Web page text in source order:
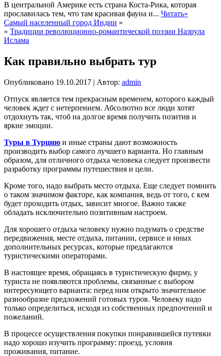
В центральной Америке есть страна Коста-Рика, которая
прославилась тем, что там красивая фауна и... Читать»
Самый населенный город Индии »
« Традиции революционно-романтической поэзии Назрула
Ислама
Как правильно выбрать тур
Опубликовано 19.10.2017 | Автор: admin
Отпуск является тем прекрасным временем, которого каждый
человек ждет с нетерпением. Абсолютно все люди хотят
отдохнуть так, чтоб на долгое время получить позитив и
яркие эмоции.
Туры в Турцию и иные страны дают возможность
производить выбор самого лучшего варианта. Но главным
образом, для отличного отдыха человека следует произвести
разработку программы путешествия и цели.
Кроме того, надо выбрать место отдыха. Еще следует помнить
о таком значимом факторе, как компания, ведь от того, с кем
будет проходить отдых, зависит многое. Важно также
обладать исключительно позитивным настроем.
Для хорошего отдыха человеку нужно подумать о средстве
передвижения, месте отдыха, питании, сервисе и иных
дополнительных ресурсах, которые предлагаются
туристическими операторами.
В настоящее время, обращаясь в туристическую фирму, у
туриста не появляются проблемы, связанные с выбором
интересующего варианта: перед ним открыто значительное
разнообразие предложений готовых туров. Человеку надо
только определиться, исходя из собственных предпочтений и
пожеланий.
В процессе осуществления покупки понравившейся путевки
надо хорошо изучить программу: проезд, условия
проживания, питание.